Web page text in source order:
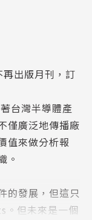
加速車聯網應用
的眼前
業方興未艾
助電動車市場
一天？
大解密
出版月刊，訂
台灣半導體產
僅廣泛地傳播廠
值來做分析報
。
的發展，但這只
。但未來是一個